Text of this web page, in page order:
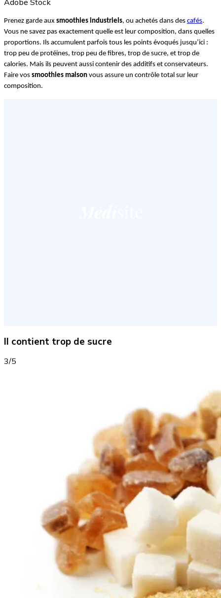
Prenez garde aux smoothies industriels, ou achetés dans des cafés.
Vous ne savez pas exactement quelle est leur composition, dans quelles
proportions. Ils accumulent parfois tous les points évoqués jusqu’ici :
trop peu de protéines, trop peu de fibres, trop de sucre, et trop de
calories. Mais ils peuvent aussi contenir des additifs et conservateurs.
Faire vos smoothies maison vous assure un contrôle total sur leur
composition.
Il contient trop de sucre
3/5